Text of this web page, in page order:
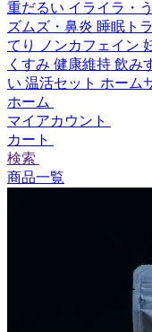
重だるい イライラ・
ズムズ・鼻炎 睡眠ト
てり
ノンカフェイン
くすみ 健康維持 飲み
い 温活セット ホーム
ホーム
マイアカウント
カート
検索
商品一覧